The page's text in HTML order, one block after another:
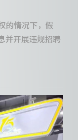
的情况下，假
并开展违规招聘